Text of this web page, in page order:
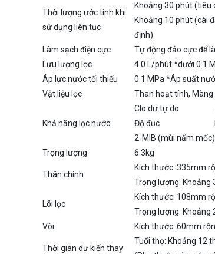
Thời lượng ước tính khi
sử dụng liên tục
Khoảng 30 phút (tiêu
Khoảng 10 phút (cài
định)
Làm sạch điện cực
Tự động đảo cực để
Lưu lượng lọc
4.0 L/phút *dưới 0.1
Áp lực nước tối thiểu
0.1 MPa *Áp suất
Vật liệu lọc
Than hoạt tính,
Khả năng lọc nước
Clo dư tự do Khả
Độ đục Khả
2-MIB (mùi nấm
Trọng lượng
6.3kg
Thân chính
Kích thước: 335mm
Trọng lượng: Khoảng
Lõi lọc
Kích thước: 108mm
Trọng lượng: Khoảng
Vòi
Kích thước: 60mm
Thời gian dự kiến thay
Tuổi thọ: Khoảng 12